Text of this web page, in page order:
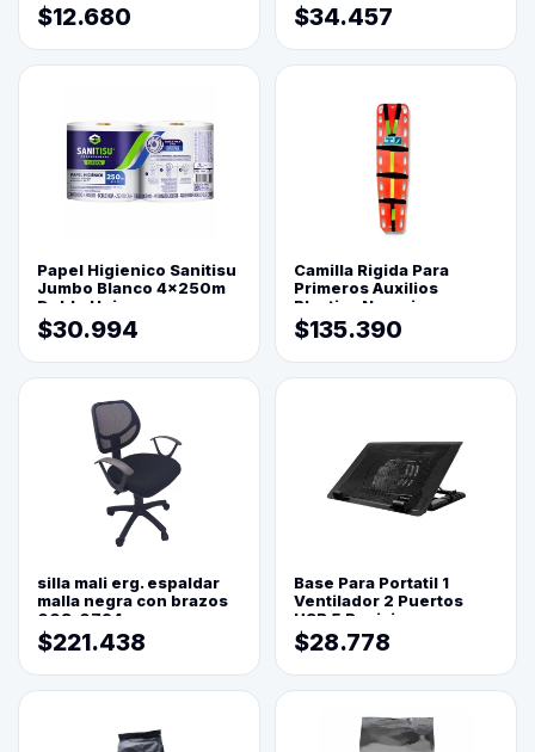
$12.680 $34.457
Papel Higienico Sanitisu
Jumbo Blanco 4x250m
Doble Hoja
$30.994
Camilla Rigida Para
Primeros Auxilios
Plastica Naranja
$135.390
silla mali erg. espaldar
malla negra con brazos
003-0794
$221.438
Base Para Portatil 1
Ventilador 2 Puertos
USB 5 Posiciones
$28.778